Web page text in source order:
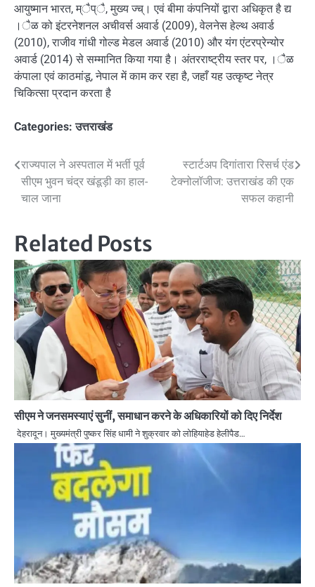
आयुष्मान भारत, म्ैप्ै, मुख्य ज्च्। एवं बीमा कंपनियों द्वारा अधिकृत है द्य
।ैळ को इंटरनेशनल अचीवर्स अवार्ड (2009), वेलनेस हेल्थ अवार्ड
(2010), राजीव गांधी गोल्ड मेडल अवार्ड (2010) और यंग एंटरप्रेन्योर
अवार्ड (2014) से सम्मानित किया गया है। अंतरराष्ट्रीय स्तर पर, ।ैळ
कंपाला एवं काठमांडू, नेपाल में काम कर रहा है, जहाँ यह उत्कृष्ट नेत्र
चिकित्सा प्रदान करता है
Categories:उत्तराखंड
Post
navigation
राज्यपाल ने अस्पताल में भर्ती पूर्व
सीएम भुवन चंद्र खंडूड़ी का हाल-
चाल जाना
स्टार्टअप दिगांतारा रिसर्च एंड
टेक्नोलॉजीज: उत्तराखंड की एक
सफल कहानी
Related Posts
सीएम ने जनसमस्याएं सुनीं, समाधान करने के अधिकारियों को दिए निर्देश
देहरादून। मुख्यमंत्री पुष्कर सिंह धामी ने शुक्रवार को लोहियाहेड हेलीपैड…